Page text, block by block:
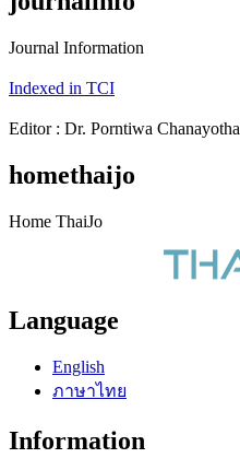
Journal Information
Indexed in TCI
Editor : Dr. Porntiwa Chanayotha
homethaijo
Home ThaiJo
Language
English
ภาษาไทย
Information